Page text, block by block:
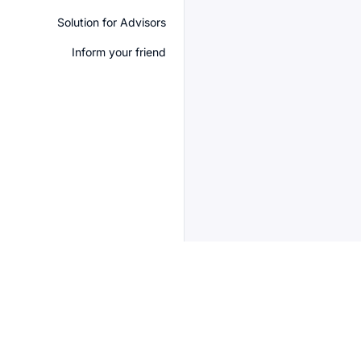
Solution for Advisors
Inform your friend